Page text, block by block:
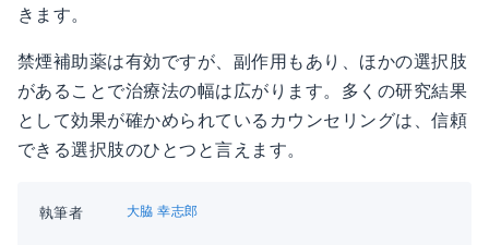
きます。
禁煙補助薬は有効ですが、副作用もあり、ほかの選択肢
があることで治療法の幅は広がります。多くの研究結果
として効果が確かめられているカウンセリングは、信頼
できる選択肢のひとつと言えます。
執筆者 大脇 幸志郎